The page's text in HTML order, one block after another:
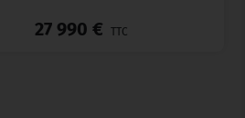
27 990 € TTC